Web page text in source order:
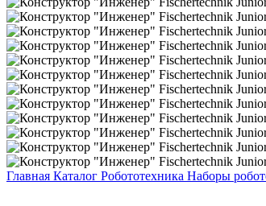
Главная Каталог Робототехника Наборы